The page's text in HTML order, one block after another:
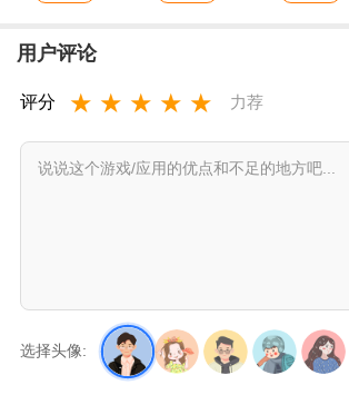
用户评论
评分 ★ ★ ★ ★ ★ 力荐
选择头像: